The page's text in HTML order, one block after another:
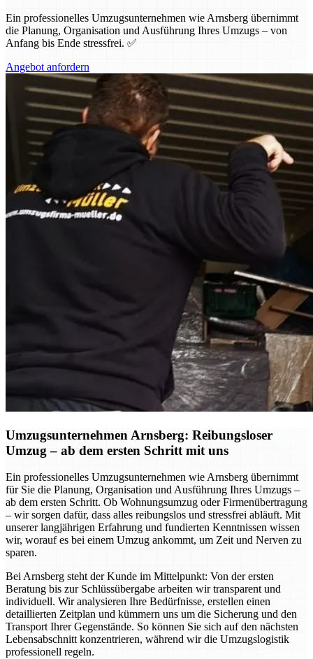
Ein professionelles Umzugsunternehmen wie Arnsberg übernimmt
die Planung, Organisation und Ausführung Ihres Umzugs – von
Anfang bis Ende stressfrei. ✅
Angebot anfordern
Umzugsunternehmen Arnsberg: Reibungsloser
Umzug – ab dem ersten Schritt mit uns
Ein professionelles Umzugsunternehmen wie Arnsberg übernimmt
für Sie die Planung, Organisation und Ausführung Ihres Umzugs –
ab dem ersten Schritt. Ob Wohnungsumzug oder Firmenübertragung
– wir sorgen dafür, dass alles reibungslos und stressfrei abläuft. Mit
unserer langjährigen Erfahrung und fundierten Kenntnissen wissen
wir, worauf es bei einem Umzug ankommt, um Zeit und Nerven zu
sparen.
Bei Arnsberg steht der Kunde im Mittelpunkt: Von der ersten
Beratung bis zur Schlüssübergabe arbeiten wir transparent und
individuell. Wir analysieren Ihre Bedürfnisse, erstellen einen
detaillierten Zeitplan und kümmern uns um die Sicherung und den
Transport Ihrer Gegenstände. So können Sie sich auf den nächsten
Lebensabschnitt konzentrieren, während wir die Umzugslogistik
professionell regeln.